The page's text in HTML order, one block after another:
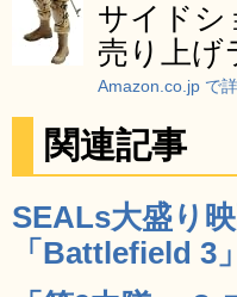
サイドシ
売り上げ
Amazon.co.jp で
関連記事
SEALs大盛り
「Battlefield 3